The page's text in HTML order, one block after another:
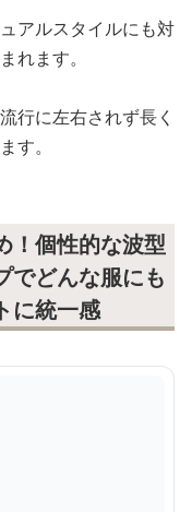
アルスタイルにも対
れます。
行に左右されず長く
す。
！個性的な波型
でどんな服にも
に統一感